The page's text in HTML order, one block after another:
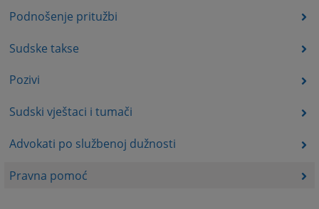
Podnošenje pritužbi
Sudske takse
Pozivi
Sudski vještaci i tumači
Advokati po službenoj dužnosti
Pravna pomoć